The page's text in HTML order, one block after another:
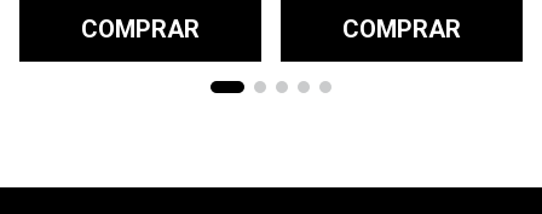
COMPRAR COMPRAR